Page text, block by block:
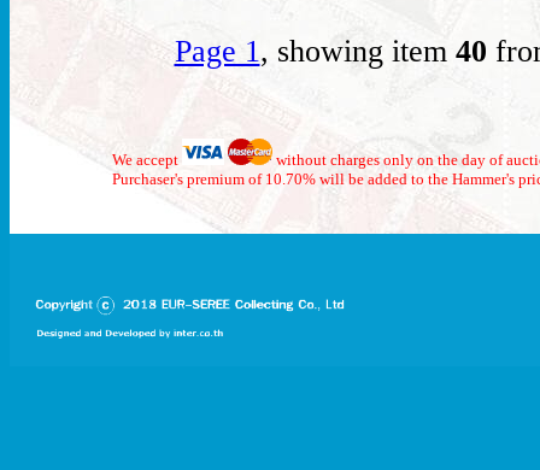
Page 1, showing item 40
We accept
without charges only on the day of
Purchaser's premium of 10.70% will be added to the Hammer's